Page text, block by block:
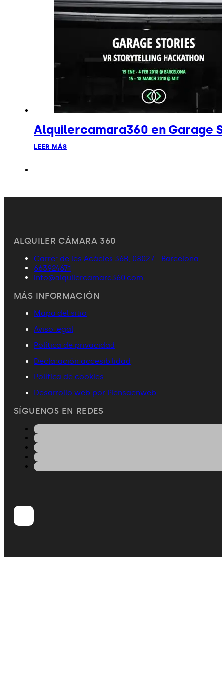
Alquilercamara360 en Garage
LEER MÁS
ALQUILER CÁMARA 360
Carrer de les Acácies 36B, 08027 - Barcelona
663924671
info@alquilercamara360.com
MÁS INFORMACIÓN
Mapa del sitio
Aviso legal
Política de privacidad
Declaración accesibilidad
Política de cookies
Desarrollo web por Piensaenweb
SÍGUENOS EN REDES